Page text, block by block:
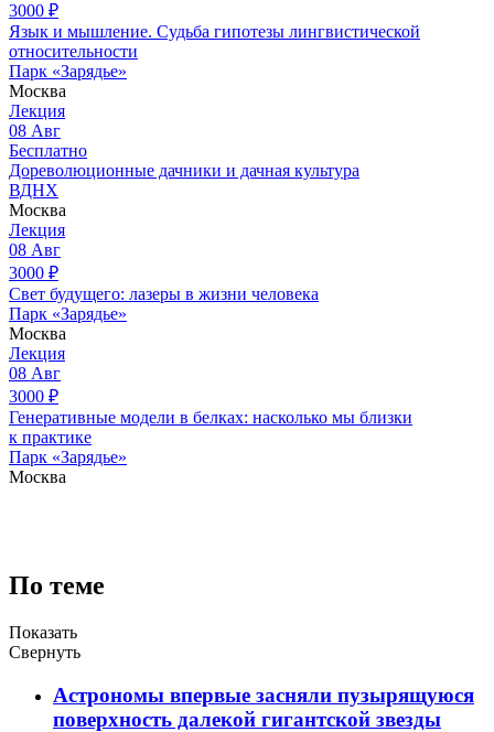
3000 ₽
Язык и мышление. Судьба гипотезы лингвистической
относительности
Парк «Зарядье»
Москва
Лекция
08 Авг
Бесплатно
Дореволюционные дачники и дачная культура
ВДНХ
Москва
Лекция
08 Авг
3000 ₽
Свет будущего: лазеры в жизни человека
Парк «Зарядье»
Москва
Лекция
08 Авг
3000 ₽
Генеративные модели в белках: насколько мы близки
к практике
Парк «Зарядье»
Москва
По теме
Показать
Свернуть
Астрономы впервые засняли пузырящуюся
поверхность далекой гигантской звезды